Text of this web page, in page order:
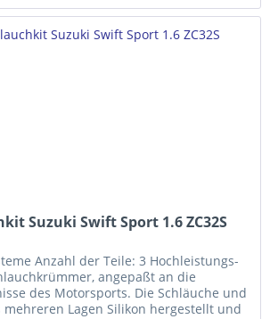
Suzuki Swift Sport 1.6 ZC32S
Anzahl der Teile: 3 Hochleistungs-
ange­­paßt an die
des Motorsports. Die Schläuche und
Lagen Silikon hergestellt und